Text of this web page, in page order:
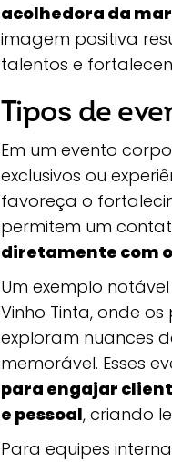
acolhedora da
imagem positiva
talentos e
Tipos de
Em um evento
exclusivos ou
favoreça o
permitem um
diretamente com
Um exemplo
Vinho Tinta, onde
exploram nuances
memorável. Esses
para engajar
e pessoal, criando
Para equipes